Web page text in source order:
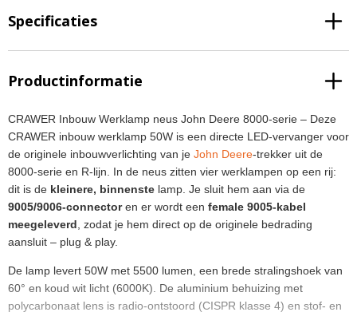
Specificaties
Productinformatie
CRAWER Inbouw Werklamp neus John Deere 8000-serie – Deze
CRAWER inbouw werklamp 50W is een directe LED-vervanger voor
de originele inbouwverlichting van je John Deere-trekker uit de
8000-serie en R-lijn. In de neus zitten vier werklampen op een rij:
dit is de kleinere, binnenste lamp. Je sluit hem aan via de
9005/9006-connectoren er wordt een female 9005-kabel
meegeleverd , zodat je hem direct op de originele bedrading
aansluit – plug & play.
De lamp levert 50W met 5500 lumen, een brede stralingshoek van
60° en koud wit licht (6000K). De aluminium behuizing met
polycarbonaat lens is radio-ontstoord (CISPR klasse 4) en stof- en